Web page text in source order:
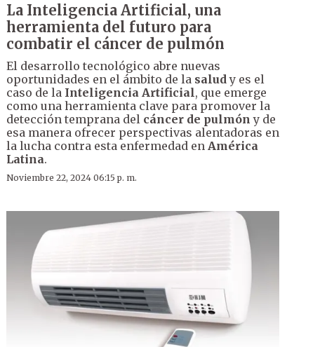
La Inteligencia Artificial, una
herramienta del futuro para
combatir el cáncer de pulmón
El desarrollo tecnológico abre nuevas
oportunidades en el ámbito de la salud y es el
caso de la Inteligencia Artificial, que emerge
como una herramienta clave para promover la
detección temprana del cáncer de pulmón y de
esa manera ofrecer perspectivas alentadoras en
la lucha contra esta enfermedad en América
Latina.
Noviembre 22, 2024 06:15 p. m.